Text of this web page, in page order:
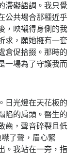
礙語調。我只覺
公共場合那種近乎
，映襯得身側的我
求，願她擁有一套
倉促拾掇。那時的
一場為了守護我而
光燈在天花板的
陷的肩頭。醫生的
齒，聲音碎裂且低
了聲，眉心緊
。我站在一旁，指